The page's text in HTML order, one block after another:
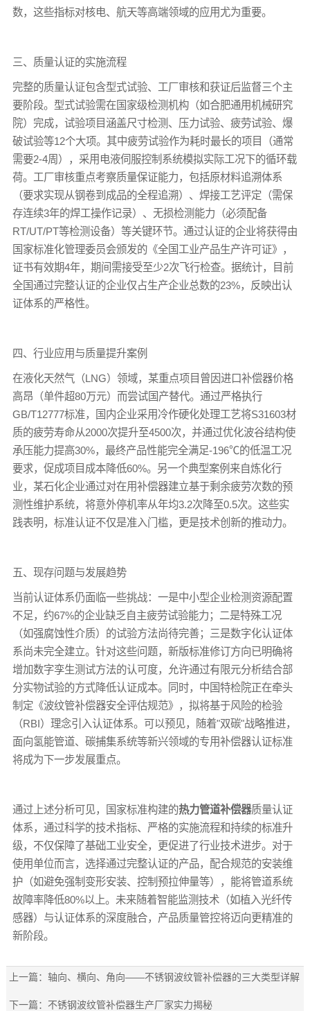
数，这些指标对核电、航天等高端领域的应用尤为重要。
三、质量认证的实施流程
完整的质量认证包含型式试验、工厂审核和获证后监督三个主
要阶段。型式试验需在国家级检测机构（如合肥通用机械研究
院）完成，试验项目涵盖尺寸检测、压力试验、疲劳试验、爆
破试验等12个大项。其中疲劳试验作为耗时最长的项目（通常
需要2-4周），采用电液伺服控制系统模拟实际工况下的循环载
荷。工厂审核重点考察质量保证能力，包括原材料追溯体系
（要求实现从钢卷到成品的全程追溯）、焊接工艺评定（需保
存连续3年的焊工操作记录）、无损检测能力（必须配备
RT/UT/PT等检测设备）等关键环节。通过认证的企业将获得由
国家标准化管理委员会颁发的《全国工业产品生产许可证》，
证书有效期4年，期间需接受至少2次飞行检查。据统计，目前
全国通过完整认证的企业仅占生产企业总数的23%，反映出认
证体系的严格性。
四、行业应用与质量提升案例
在液化天然气（LNG）领域，某重点项目曾因进口补偿器价格
高昂（单件超80万元）而尝试国产替代。通过严格执行
GB/T12777标准，国内企业采用冷作硬化处理工艺将S31603材
质的疲劳寿命从2000次提升至4500次，并通过优化波谷结构使
承压能力提高30%，最终产品性能完全满足-196℃的低温工况
要求，促成项目成本降低60%。另一个典型案例来自炼化行
业，某石化企业通过对在用补偿器建立基于剩余疲劳次数的预
测性维护系统，将意外停机率从年均3.2次降至0.5次。这些实
践表明，标准认证不仅是准入门槛，更是技术创新的推动力。
‌五、现存问题与发展趋势
当前认证体系仍面临一些挑战：一是中小型企业检测资源配置
不足，约67%的企业缺乏自主疲劳试验能力；二是特殊工况
（如强腐蚀性介质）的试验方法尚待完善；三是数字化认证体
系尚未完全建立。针对这些问题，新版标准修订方向已明确将
增加数字孪生测试方法的认可度，允许通过有限元分析结合部
分实物试验的方式降低认证成本。同时，中国特检院正在牵头
制定《波纹管补偿器安全评估规范》，拟将基于风险的检验
（RBI）理念引入认证体系。可以预见，随着"双碳"战略推进，
面向氢能管道、碳捕集系统等新兴领域的专用补偿器认证标准
将成为下一步发展重点。
通过上述分析可见，国家标准构建的热力管道补偿器质量认证
体系，通过科学的技术指标、严格的实施流程和持续的标准升
级，不仅保障了基础工业安全，更促进了行业技术进步。对于
使用单位而言，选择通过完整认证的产品，配合规范的安装维
护（如避免强制变形安装、控制预拉伸量等），能将管道系统
故障率降低80%以上。未来随着智能监测技术（如植入光纤传
感器）与认证体系的深度融合，产品质量管控将迈向更精准的
新阶段。
上一篇：轴向、横向、角向——不锈钢波纹管补偿器的三大类型详解
下一篇： 不锈钢波纹管补偿器生产厂家实力揭秘